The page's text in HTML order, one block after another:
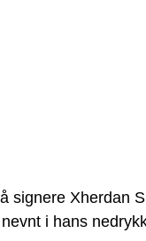
signere Xherdan
i hans